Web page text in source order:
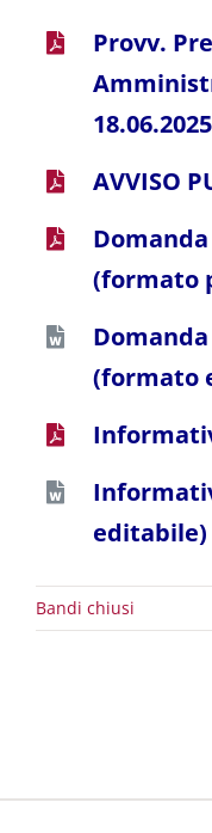
Provv.
AVVISO
(formato
(formato
editabile)
Bandi chiusi